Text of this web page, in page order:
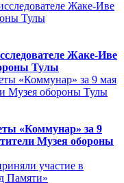
Жаке-Иве
Тулы
«Коммунар» за 9
Музея обороны